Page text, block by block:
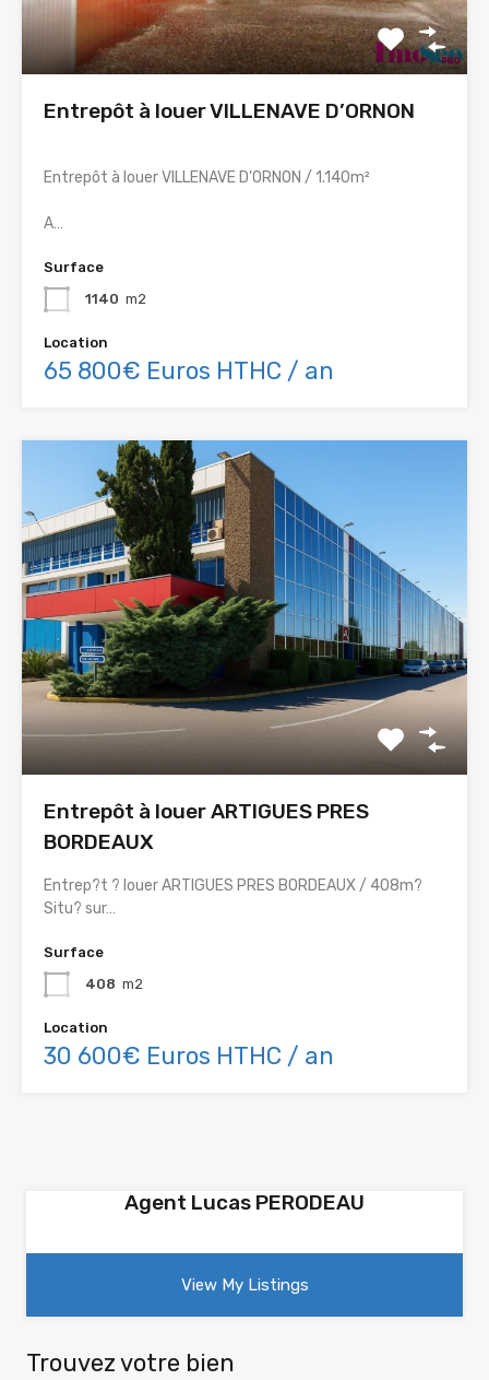
Entrepôt à louer VILLENAVE D’ORNON
Entrepôt à louer VILLENAVE D'ORNON / 1.140m²
A…
Surface
1140 m2
Location
65 800€ Euros HTHC / an
Entrepôt à louer ARTIGUES PRES
BORDEAUX
Entrep?t ? louer ARTIGUES PRES BORDEAUX / 408m?
Situ? sur…
Surface
408 m2
Location
30 600€ Euros HTHC / an
Agent Lucas PERODEAU
View My Listings
Trouvez votre bien